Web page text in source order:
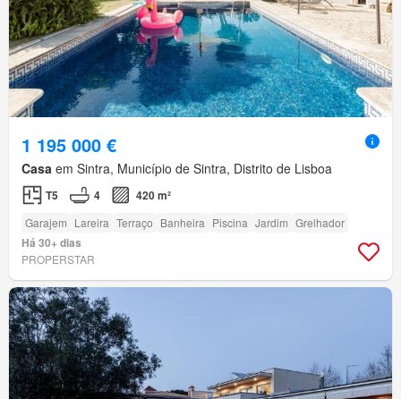
1 195 000 €
Casa em Sintra, Município de Sintra, Distrito de Lisboa
T5 4 420 m²
Garajem Lareira Terraço Banheira Piscina Jardim Grelhador
Há 30+ dias
PROPERSTAR